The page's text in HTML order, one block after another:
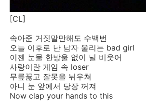
[CL]
속아준 거짓말만해도 수백번
오늘 이후로 난 남자 울리는 bad girl
이젠 눈물 한방울 없이 널 비웃어
사랑이란 게임 속 loser
무릎꿇고 잘못을 뉘우쳐
아니 눈 앞에서 당장 꺼져
Now clap your hands to this